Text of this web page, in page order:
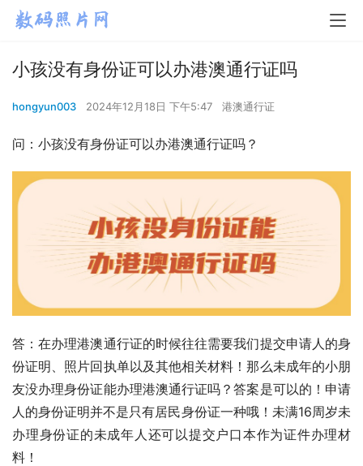
小孩没有身份证可以办港澳通行证吗
hongyun003 2024年12月18日 下午5:47 港澳通行证
问：小孩没有身份证可以办港澳通行证吗？
答：在办理港澳通行证的时候往往需要我们提交申请人的身
份证明、照片回执单以及其他相关材料！那么未成年的小朋
友没办理身份证能办理港澳通行证吗？答案是可以的！申请
人的身份证明并不是只有居民身份证一种哦！未满16周岁未
办理身份证的未成年人还可以提交户口本作为证件办理材
料！